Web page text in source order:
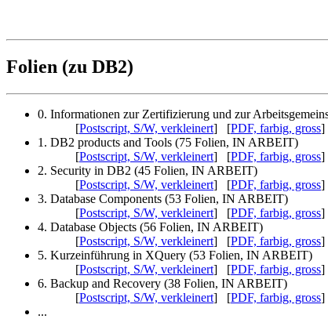
Folien (zu DB2)
0. Informationen zur Zertifizierung und zur
[Postscript, S/W, verkleinert] [PDF, farbig, gross]
1. DB2 products and Tools (75 Folien, IN ARBEIT)
[Postscript, S/W, verkleinert] [PDF, farbig, gross]
2. Security in DB2 (45 Folien, IN ARBEIT)
[Postscript, S/W, verkleinert] [PDF, farbig, gross]
3. Database Components (53 Folien, IN ARBEIT)
[Postscript, S/W, verkleinert] [PDF, farbig, gross]
4. Database Objects (56 Folien, IN ARBEIT)
[Postscript, S/W, verkleinert] [PDF, farbig, gross]
5. Kurzeinführung in XQuery (53 Folien, IN ARBEIT)
[Postscript, S/W, verkleinert] [PDF, farbig, gross]
6. Backup and Recovery (38 Folien, IN ARBEIT)
[Postscript, S/W, verkleinert] [PDF, farbig, gross]
...